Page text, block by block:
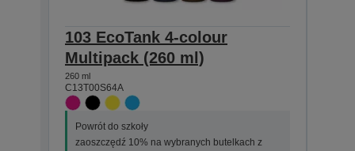
103 EcoTank 4-colour
Multipack (260 ml)
260 ml
C13T00S64A
Powrót do szkoły
zaoszczędź 10% na wybranych butelkach z